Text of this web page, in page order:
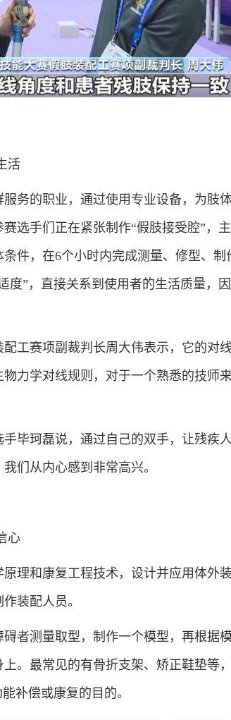
活
务的职业，通过使用专业设备，为肢
选手们正在紧张制作“假肢接受腔”，
件，在6个小时内完成测量、修型、制
度”，直接关系到使用者的生活质量，
工赛项副裁判长周大伟表示，它的对
力学对线规则，对于一个熟悉的技师
毕珂磊说，通过自己的双手，让残疾
们从内心感到非常高兴。
心
理和康复工程技术，设计并应用体外
装配人员。
者测量取型，制作一个模型，再根据
。最常见的有骨折支架、矫正鞋垫等
补偿或康复的目的。